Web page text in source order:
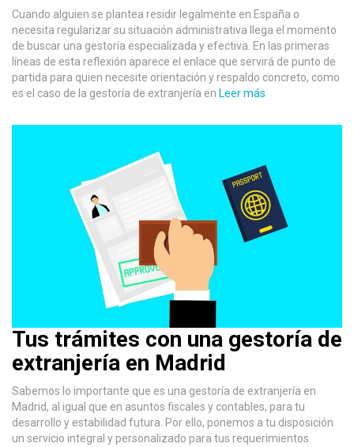
Cuando alguien se plantea residir legalmente en España o
necesita regularizar su situación administrativa llega el momento
de buscar una gestoría especializada y efectiva. En las primeras
líneas de esta reflexión aparece el enlace que servirá de punto de
partida para quien necesite orientación y respaldo concreto, como
es el caso de la gestoría de extranjería en Leer más
Tus trámites con una gestoría de
extranjería en Madrid
Sabemos lo importante que es una gestoría de extranjería en
Madrid, al igual que en asuntos fiscales y contables, para tu
desarrollo y estabilidad futura. Por ello, ponemos a tu disposición
un servicio integral y personalizado para tus requerimientos